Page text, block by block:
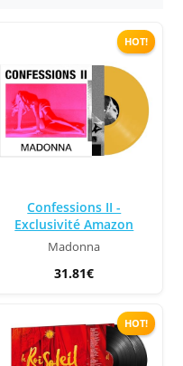
HOT!
Confessions II -
Exclusivité Amazon
Madonna
31.81€
HOT!